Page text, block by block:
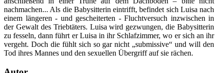
nachmachen... Als die Babysitterin eintrifft, befindet sich Luisa nach
einem längeren - und gescheiterten - Fluchtversuch inzwischen in
der Gewalt des Triebtäters. Luisa wird gezwungen, die Babysitterin
zu fesseln, dann führt er Luisa in ihr Schlafzimmer, wo er sich an ihr
vergeht. Doch die fühlt sich so gar nicht „submissive“ und will den
Tod ihres Mannes und den sexuellen Übergriff auf sie rächen.